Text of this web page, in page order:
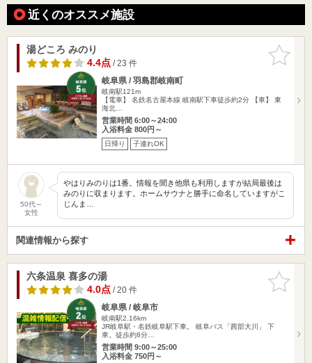
近くのオススメ施設
お気に入
りに追加
湯どころ みのり
4.4点/ 23 件
岐阜県 / 羽島郡岐南町
岐南駅121m
【電車】 名鉄名古屋本線 岐南駅下車徒歩約2分 【車】 東
海北…
営業時間 6:00～24:00
入浴料金 800円～
日帰り 子連れOK
50代～
女性
やはりみのりは1番。情報を聞き他県も利用しますが結局最後は
みのりに収まります。ホームサウナと勝手に命名していますがこ
じんま…
関連情報から探す
お気に入
りに追加
六条温泉 喜多の湯
4.0点/ 20 件
岐阜県 / 岐阜市
岐南駅2.16km
JR岐阜駅・名鉄岐阜駅下車。 岐阜バス「茜部大川」 下
車。徒歩約8分…
営業時間 9:00～25:00
入浴料金 750円～